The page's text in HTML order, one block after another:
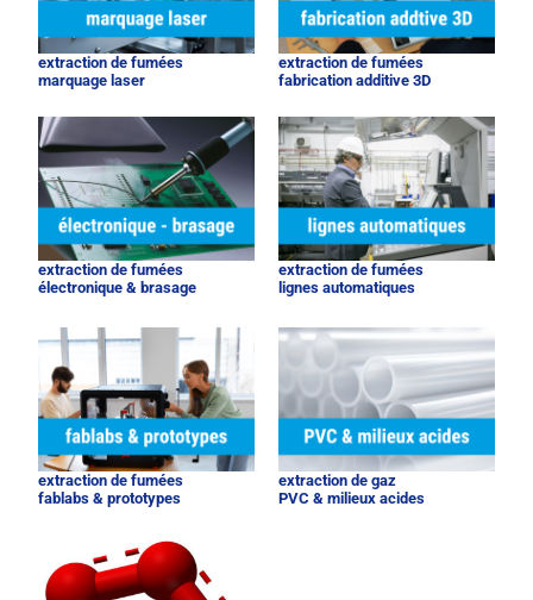
extraction de fumées
marquage laser
extraction de fumées
fabrication additive 3D
extraction de fumées
électronique & brasage
extraction de fumées
lignes automatiques
extraction de fumées
fablabs & prototypes
extraction de gaz
PVC & milieux acides